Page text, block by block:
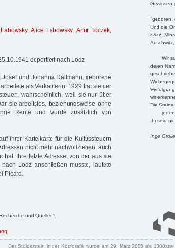
Gewissen
"geboren,
Und die
Łódź,
Wir
deren
Wir
Verfolgung,
wir
Die Steine
jeden
Ihr seid
Inge Grolle
,Alice Labowsky, Artur Toczek,
deportiert nach Lodz
und Johanna Dallmann, geborene
als Verkäuferin. 1929 trat sie der
wahrscheinlich, weil sie nur über
sie arbeitslos, beziehungsweise ohne
Rente und wurde zusätzlich von
ihrer Karteikarte für die Kultussteuern
nicht mehr nachvollziehen, auch
hat. Ihre letzte Adresse, von der aus sie
Lodz anschließen musste, lautete
Picard.
und Quellen".
Der Stolperstein in der Kopfgrafik wurde am 29. März 2005 als 1000ster